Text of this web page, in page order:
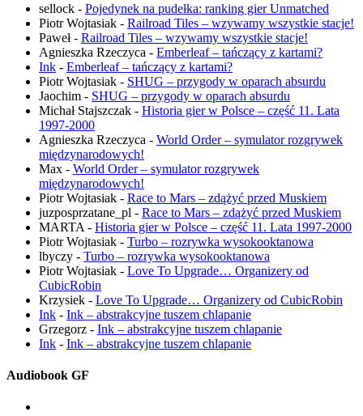
sellock - Pojedynek na pudełka: ranking gier Unmatched
Piotr Wojtasiak - Railroad Tiles – wzywamy wszystkie stacje!
Paweł- Railroad Tiles – wzywamy wszystkie stacje!
Agnieszka Rzeczyca - Emberleaf – tańczący z kartami?
Ink - Emberleaf – tańczący z kartami?
Piotr Wojtasiak - SHUG – przygody w oparach absurdu
Jaochim - SHUG – przygody w oparach absurdu
Michał Stajszczak - Historia gier w Polsce – część 11. Lata
1997-2000
Agnieszka Rzeczyca - World Order – symulator rozgrywek
międzynarodowych!
Max - World Order – symulator rozgrywek
międzynarodowych!
Piotr Wojtasiak - Race to Mars – zdążyć przed Muskiem
juzposprzatane_pl - Race to Mars – zdążyć przed Muskiem
MARTA - Historia gier w Polsce – część 11. Lata 1997-2000
Piotr Wojtasiak - Turbo – rozrywka wysokooktanowa
lbyczy - Turbo – rozrywka wysokooktanowa
Piotr Wojtasiak - Love To Upgrade… Organizery od
CubicRobin
Krzysiek - Love To Upgrade… Organizery od CubicRobin
Ink - Ink – abstrakcyjne tuszem chlapanie
Grzegorz - Ink – abstrakcyjne tuszem chlapanie
Ink - Ink – abstrakcyjne tuszem chlapanie
Audiobook GF